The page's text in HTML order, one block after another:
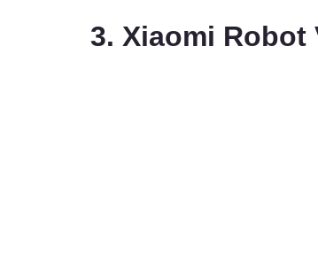
3. Xiaomi Robot